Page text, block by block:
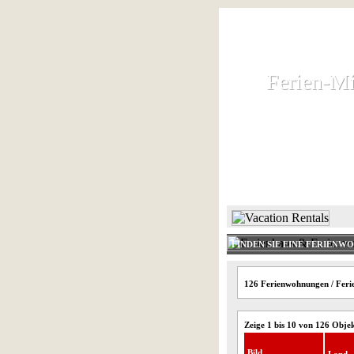
Ferien-
Ferien-
FINDEN SIE EINE
126 Ferienwohnungen /
Zeige 1 bis 10 von 126